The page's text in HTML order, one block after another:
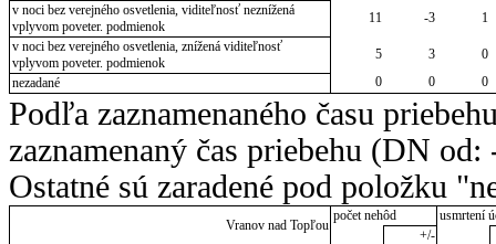
v noci bez verejného osvetlenia, viditeľnosť neznížená
vplyvom poveter. podmienok
11 -3
1
v noci bez verejného osvetlenia, znížená viditeľnosť
vplyvom poveter. podmienok
5 3
0
nezadané
0 0 0
Podľa zaznamenaného času
zaznamenaný čas priebehu (DN
Ostatné sú zaradené pod položku
Vranov nad Topľou
počet nehôd
usmrtení
+/-